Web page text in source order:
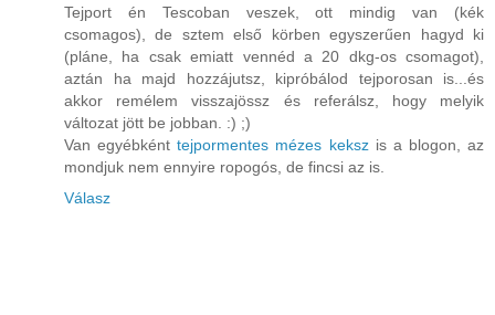
Tejport én Tescoban veszek, ott mindig van (kék
csomagos), de sztem első körben egyszerűen hagyd ki
(pláne, ha csak emiatt vennéd a 20 dkg-os csomagot),
aztán ha majd hozzájutsz, kipróbálod tejporosan is...és
akkor remélem visszajössz és referálsz, hogy melyik
változat jött be jobban. :) ;)
Van egyébkénttejpormentes mézes kekszis a blogon, az
mondjuk nem ennyire ropogós, de fincsi az is.
Válasz